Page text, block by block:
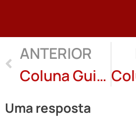
ANTERIOR
Coluna Guido Viaro: Ametista
Uma resposta